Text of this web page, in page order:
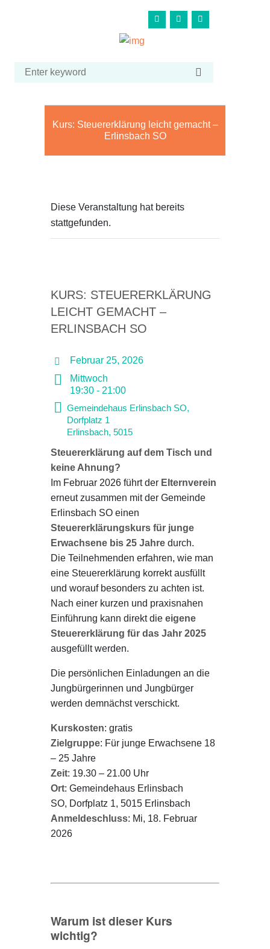
Kurs: Steuererklärung leicht gemacht –
Erlinsbach SO
Diese Veranstaltung hat bereits
stattgefunden.
KURS: STEUERERKLÄRUNG
LEICHT GEMACHT –
ERLINSBACH SO
Februar 25, 2026
Mittwoch
19:30 - 21:00
Gemeindehaus Erlinsbach SO,
Dorfplatz 1
Erlinsbach, 5015
Steuererklärung auf dem Tisch und
keine Ahnung?
Im Februar 2026 führt der Elternverein
erneut zusammen mit der Gemeinde
Erlinsbach SO einen
Steuererklärungskurs für junge
Erwachsene bis 25 Jahre durch.
Die Teilnehmenden erfahren, wie man
eine Steuererklärung korrekt ausfüllt
und worauf besonders zu achten ist.
Nach einer kurzen und praxisnahen
Einführung kann direkt die eigene
Steuererklärung für das Jahr 2025
ausgefüllt werden.
Die persönlichen Einladungen an die
Jungbürgerinnen und Jungbürger
werden demnächst verschickt.
Kurskosten: gratis
Zielgruppe: Für junge Erwachsene 18
– 25 Jahre
Zeit: 19.30 – 21.00 Uhr
Ort: Gemeindehaus Erlinsbach
SO, Dorfplatz 1, 5015 Erlinsbach
Anmeldeschluss: Mi, 18. Februar
2026
Warum ist dieser Kurs
wichtig?